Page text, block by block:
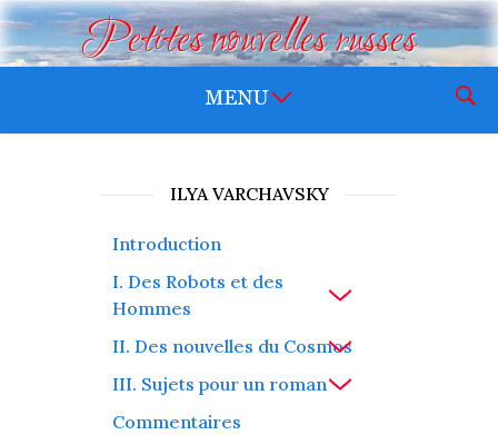
Petites nouvelles russes
ILYA VARCHAVSKY
Introduction
I. Des Robots et des
Hommes
II. Des nouvelles du Cosmos
III. Sujets pour un roman
Commentaires